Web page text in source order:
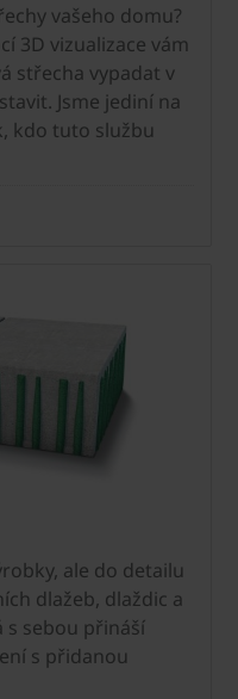
vašeho domu?
3D vizualizace vám
střecha vypadat v
Jsme jediní na
kdo tuto službu
ale do detailu
dlažeb, dlaždic a
sebou přináší
s přidanou